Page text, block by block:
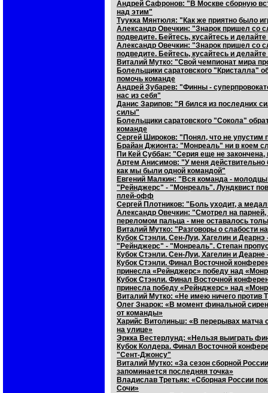
Андрей Сафронов: "В Москве сборную
над этим"
Туукка Мянтюля: "Как же приятно было
Александр Овечкин: "Знарок пришел со
подведите. Бейтесь, кусайтесь и
Александр Овечкин: "Знарок пришел со
подведите. Бейтесь, кусайтесь и
Виталий Мутко: "Свой чемпионат мира
Болельщики саратовского "Кристалла"
помочь команде
Андрей Зубарев: "Финны -
нас из себя"
Данис Зарипов: "Я бился из последних
силы"
Болельщики саратовского "Сокола"
команде
Сергей Широков: "Понял, что не упустим
Брайан Джионта: "Монреаль" ни в коем
Пи Кей Суббан: "Серия еще не закончена,
Артем Анисимов: "У меня
как мы были одной командой"
Евгений Малкин: "Вся команда -
"Рейнджерс" - "Монреаль". Лундквист
плей-офф
Сергей Плотников: "Боль уходит, а
Александр Овечкин: "Смотрел на парней,
переломом пальца - мне оставалось
Виталий Мутко: "Разговоры о слабости
Кубок Стэнли. Сен-Луи, Хагелин и Деарнэ
"Рейнджерс" - "Монреаль". Степан
Кубок Стэнли. Сен-Луи, Хагелин и Деарне
Кубок Стэнли. Финал Восточной
принесла «Рейнджерс» победу над
Кубок Стэнли. Финал Восточной
принесла победу «Рейнджерс» над
Виталий Мутко: «Не имею ничего против
Олег Знарок: «В момент финальной
от команды»
Харийс Витолиньш: «В перерывах матча
на улице»
Эркка Вестерлунд: «Нельзя выиграть
Кубок Колдера. Финал Восточной
"Сент-Джонсу"
Виталий Мутко: «За сезон сборной
запоминается последняя точка»
Владислав Третьяк: «Сборная России
Сочи»